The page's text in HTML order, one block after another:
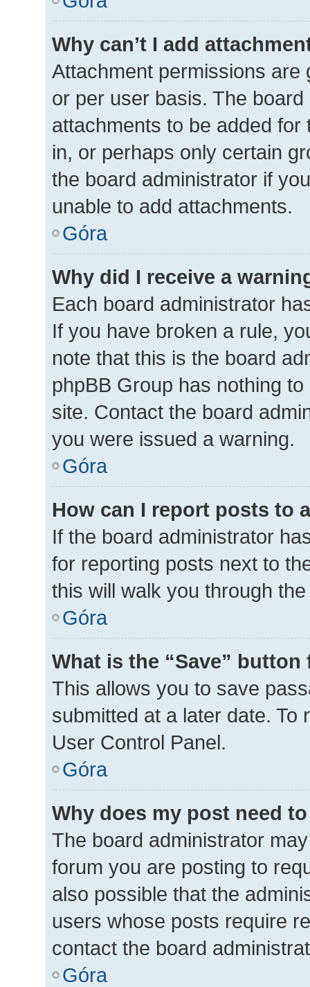
Why can’t I add
Attachment permissions
or per user basis. The
attachments to be added
in, or perhaps only certain
the board administrator if
unable to add attachments.
Góra
Why did I receive a
Each board administrator
If you have broken a rule,
note that this is the board
phpBB Group has nothing
site. Contact the board
you were issued a warning.
Góra
How can I report posts to
If the board administrator
for reporting posts next to
this will walk you through
Góra
What is the “Save”
This allows you to save
submitted at a later date.
User Control Panel.
Góra
Why does my post need
The board administrator
forum you are posting to
also possible that the
users whose posts require
contact the board
Góra